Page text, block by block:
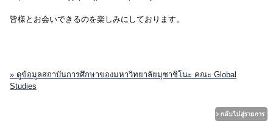
皆様とお会いできるのを楽しみにしております。
» ดูข้อมูลสถาบันการศึกษาของมหาวิทยาลัยมุซาชิโนะ คณะ Global
Studies